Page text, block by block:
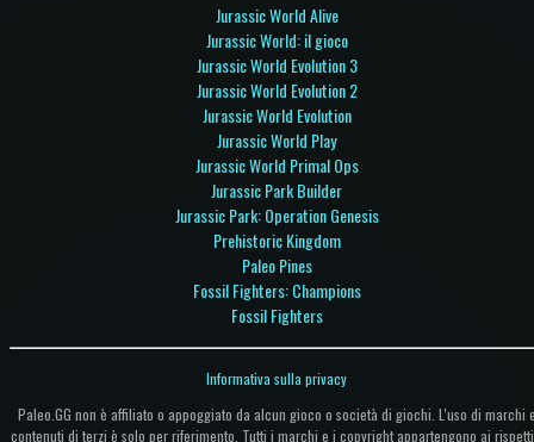
Jurassic World Alive
Jurassic World: il gioco
Jurassic World Evolution 3
Jurassic World Evolution 2
Jurassic World Evolution
Jurassic World Play
Jurassic World Primal Ops
Jurassic Park Builder
Jurassic Park: Operation Genesis
Prehistoric Kingdom
Paleo Pines
Fossil Fighters: Champions
Fossil Fighters
Paleo.GG non è affiliato o appoggiato da alcun gioco o società di giochi. L'uso di marchi
contenuti di terzi è solo per riferimento. Tutti i marchi e i copyright appartengono ai
Informativa sulla privacy